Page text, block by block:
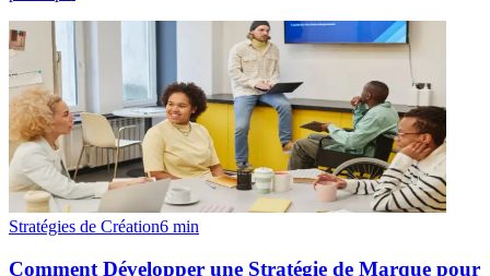
Stratégies de Création6 min
Comment Développer une Stratégie de Marque pour